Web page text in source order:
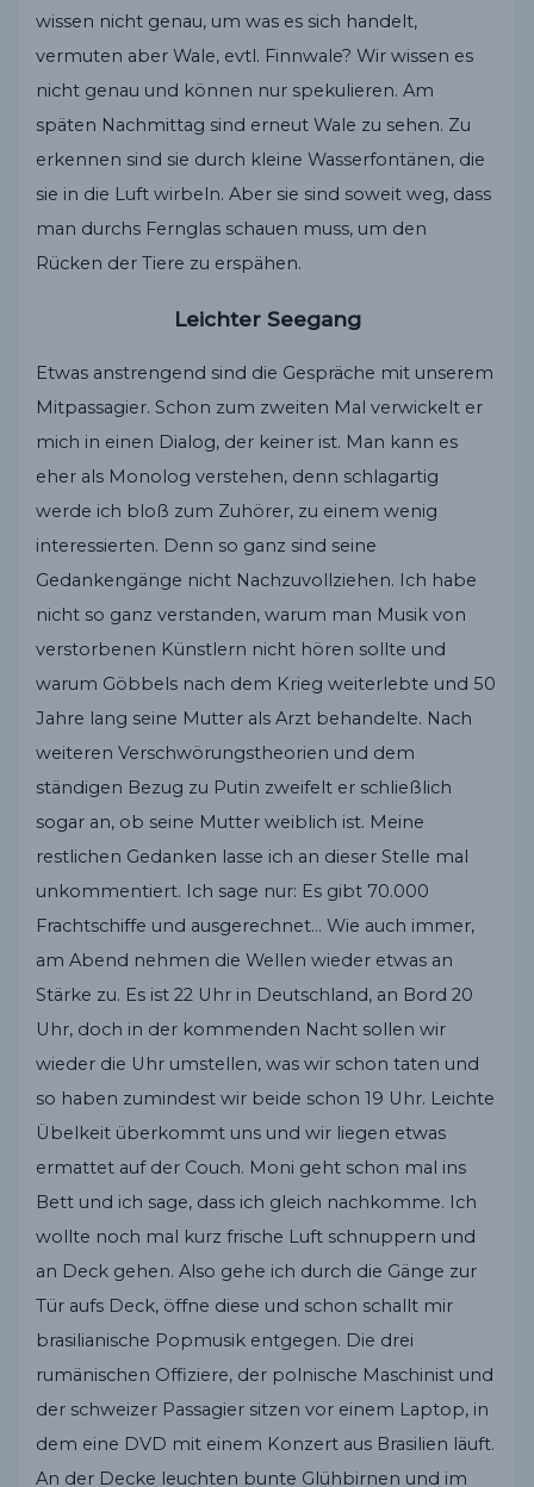
wissen nicht genau, um was es sich handelt,
vermuten aber Wale, evtl. Finnwale? Wir wissen es
nicht genau und können nur spekulieren. Am
späten Nachmittag sind erneut Wale zu sehen. Zu
erkennen sind sie durch kleine Wasserfontänen, die
sie in die Luft wirbeln. Aber sie sind soweit weg, dass
man durchs Fernglas schauen muss, um den
Rücken der Tiere zu erspähen.
Leichter Seegang
Etwas anstrengend sind die Gespräche mit unserem
Mitpassagier. Schon zum zweiten Mal verwickelt er
mich in einen Dialog, der keiner ist. Man kann es
eher als Monolog verstehen, denn schlagartig
werde ich bloß zum Zuhörer, zu einem wenig
interessierten. Denn so ganz sind seine
Gedankengänge nicht Nachzuvollziehen. Ich habe
nicht so ganz verstanden, warum man Musik von
verstorbenen Künstlern nicht hören sollte und
warum Göbbels nach dem Krieg weiterlebte und 50
Jahre lang seine Mutter als Arzt behandelte. Nach
weiteren Verschwörungstheorien und dem
ständigen Bezug zu Putin zweifelt er schließlich
sogar an, ob seine Mutter weiblich ist. Meine
restlichen Gedanken lasse ich an dieser Stelle mal
unkommentiert. Ich sage nur: Es gibt 70.000
Frachtschiffe und ausgerechnet… Wie auch immer,
am Abend nehmen die Wellen wieder etwas an
Stärke zu. Es ist 22 Uhr in Deutschland, an Bord 20
Uhr, doch in der kommenden Nacht sollen wir
wieder die Uhr umstellen, was wir schon taten und
so haben zumindest wir beide schon 19 Uhr. Leichte
Übelkeit überkommt uns und wir liegen etwas
ermattet auf der Couch. Moni geht schon mal ins
Bett und ich sage, dass ich gleich nachkomme. Ich
wollte noch mal kurz frische Luft schnuppern und
an Deck gehen. Also gehe ich durch die Gänge zur
Tür aufs Deck, öffne diese und schon schallt mir
brasilianische Popmusik entgegen. Die drei
rumänischen Offiziere, der polnische Maschinist und
der schweizer Passagier sitzen vor einem Laptop, in
dem eine DVD mit einem Konzert aus Brasilien läuft.
An der Decke leuchten bunte Glühbirnen und im